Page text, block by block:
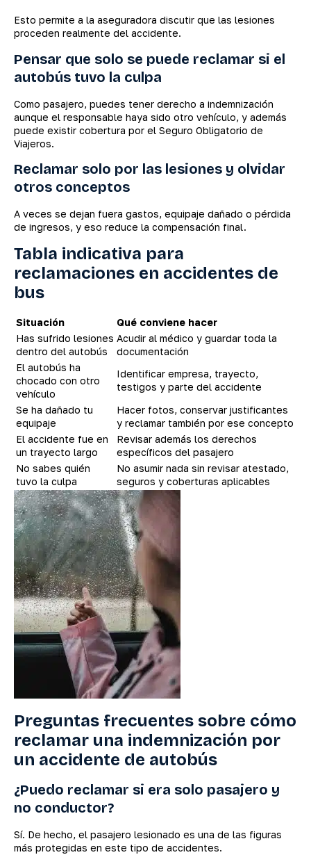
Esto permite a la aseguradora discutir que las lesiones
proceden realmente del accidente.
Pensar que solo se puede reclamar si el
autobús tuvo la culpa
Como pasajero, puedes tener derecho a indemnización
aunque el responsable haya sido otro vehículo, y además
puede existir cobertura por el Seguro Obligatorio de
Viajeros.
Reclamar solo por las lesiones y olvidar
otros conceptos
A veces se dejan fuera gastos, equipaje dañado o pérdida
de ingresos, y eso reduce la compensación final.
Tabla indicativa para
reclamaciones en accidentes de
bus
Situación
Qué conviene hacer
Has sufrido lesiones
dentro del autobús
Acudir al médico y guardar toda la
documentación
El autobús ha
chocado con otro
vehículo
Identificar empresa, trayecto,
testigos y parte del accidente
Se ha dañado tu
equipaje
Hacer fotos, conservar justificantes
y reclamar también por ese concepto
El accidente fue en
un trayecto largo
Revisar además los derechos
específicos del pasajero
No sabes quién
tuvo la culpa
No asumir nada sin revisar atestado,
seguros y coberturas aplicables
Preguntas frecuentes sobre cómo
reclamar una indemnización por
un accidente de autobús
¿Puedo reclamar si era solo pasajero y
no conductor?
Sí. De hecho, el pasajero lesionado es una de las figuras
más protegidas en este tipo de accidentes.